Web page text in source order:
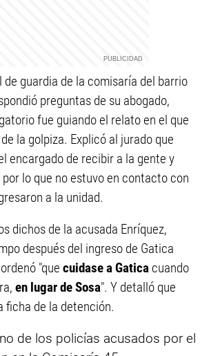
guardia de la comisaría del barrio
preguntas de su abogado,
fue guiando el relato en el que
la golpiza. Explicó al jurado que
encargado de recibir a la gente y
lo que no estuvo en contacto con
a la unidad.
dichos de la acusada Enríquez,
después del ingreso de Gatica
"que cuidase a Gatica cuando
en lugar de Sosa". Y detalló que
de la detención.